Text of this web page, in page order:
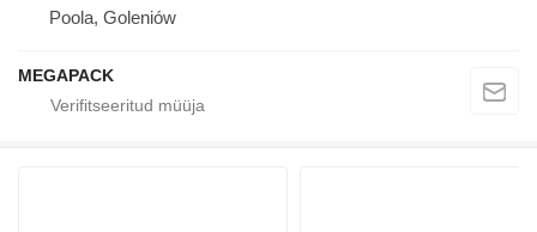
Poola, Goleniów
MEGAPACK